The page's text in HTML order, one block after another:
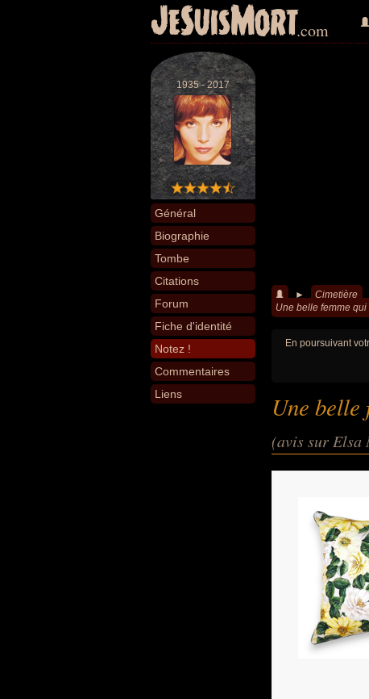
JeSuisMort.com
1935 - 2017
Général
Biographie
Tombe
Citations
Forum
Fiche d'identité
Notez !
Commentaires
Liens
► Cimetière
Une belle femme
En poursuivant
Une belle
(avis sur